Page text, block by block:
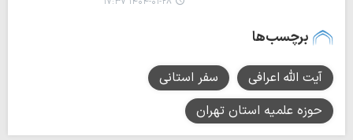
برچسب‌ها
آیت الله اعرافی
سفر استانی
حوزه علمیه استان تهران